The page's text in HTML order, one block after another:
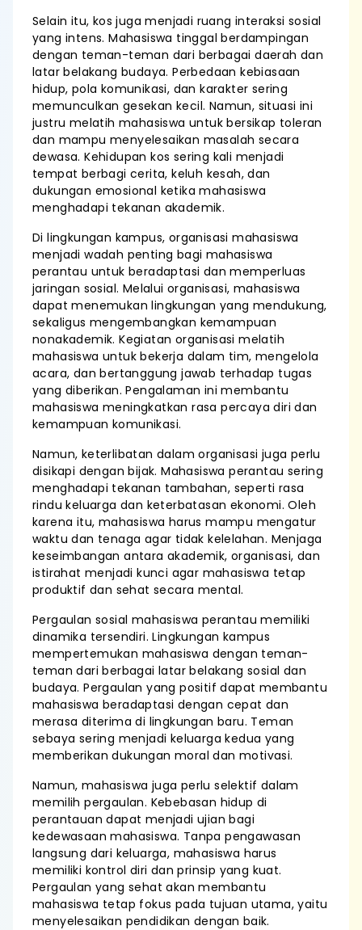
Selain itu, kos juga menjadi ruang interaksi sosial
yang intens. Mahasiswa tinggal berdampingan
dengan teman-teman dari berbagai daerah dan
latar belakang budaya. Perbedaan kebiasaan
hidup, pola komunikasi, dan karakter sering
memunculkan gesekan kecil. Namun, situasi ini
justru melatih mahasiswa untuk bersikap toleran
dan mampu menyelesaikan masalah secara
dewasa. Kehidupan kos sering kali menjadi
tempat berbagi cerita, keluh kesah, dan
dukungan emosional ketika mahasiswa
menghadapi tekanan akademik.
Di lingkungan kampus, organisasi mahasiswa
menjadi wadah penting bagi mahasiswa
perantau untuk beradaptasi dan memperluas
jaringan sosial. Melalui organisasi, mahasiswa
dapat menemukan lingkungan yang mendukung,
sekaligus mengembangkan kemampuan
nonakademik. Kegiatan organisasi melatih
mahasiswa untuk bekerja dalam tim, mengelola
acara, dan bertanggung jawab terhadap tugas
yang diberikan. Pengalaman ini membantu
mahasiswa meningkatkan rasa percaya diri dan
kemampuan komunikasi.
Namun, keterlibatan dalam organisasi juga perlu
disikapi dengan bijak. Mahasiswa perantau sering
menghadapi tekanan tambahan, seperti rasa
rindu keluarga dan keterbatasan ekonomi. Oleh
karena itu, mahasiswa harus mampu mengatur
waktu dan tenaga agar tidak kelelahan. Menjaga
keseimbangan antara akademik, organisasi, dan
istirahat menjadi kunci agar mahasiswa tetap
produktif dan sehat secara mental.
Pergaulan sosial mahasiswa perantau memiliki
dinamika tersendiri. Lingkungan kampus
mempertemukan mahasiswa dengan teman-
teman dari berbagai latar belakang sosial dan
budaya. Pergaulan yang positif dapat membantu
mahasiswa beradaptasi dengan cepat dan
merasa diterima di lingkungan baru. Teman
sebaya sering menjadi keluarga kedua yang
memberikan dukungan moral dan motivasi.
Namun, mahasiswa juga perlu selektif dalam
memilih pergaulan. Kebebasan hidup di
perantauan dapat menjadi ujian bagi
kedewasaan mahasiswa. Tanpa pengawasan
langsung dari keluarga, mahasiswa harus
memiliki kontrol diri dan prinsip yang kuat.
Pergaulan yang sehat akan membantu
mahasiswa tetap fokus pada tujuan utama, yaitu
menyelesaikan pendidikan dengan baik.